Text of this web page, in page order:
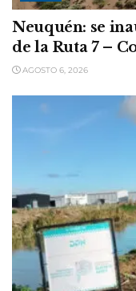
Neuquén: se
de la Ruta 7 –
AGOSTO 6, 2026